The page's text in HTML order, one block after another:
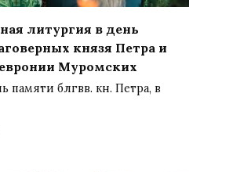
литургия в день
князя Петра и
Муромских
памяти блгвв. кн. Петра, в